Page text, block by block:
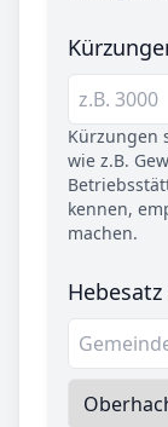
Kürzungen
wie z.B.
kennen,
machen.